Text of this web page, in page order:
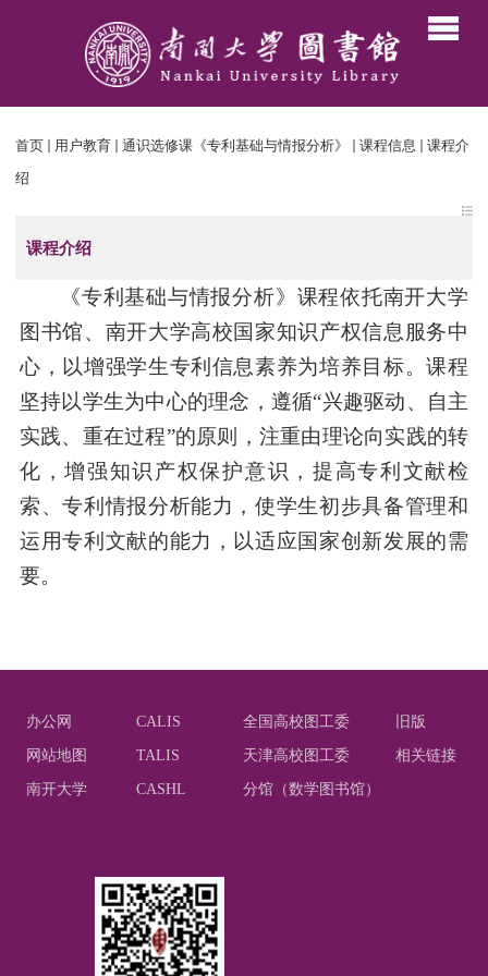
首页 用户教育 通识选修课《专利基础与情报分析》 课程信息 课程介
绍
课程介绍
《专利基础与情报分析》课程依托南开大学
图书馆、南开大学高校国家知识产权信息服务中
心，以增强学生专利信息素养为培养目标。课程
坚持以学生为中心的理念，遵循“兴趣驱动、自主
实践、重在过程”的原则，注重由理论向实践的转
化，增强知识产权保护意识，提高专利文献检
索、专利情报分析能力，使学生初步具备管理和
运用专利文献的能力，以适应国家创新发展的需
要。
办公网 CALIS 全国高校图工委 旧版
网站地图 TALIS 天津高校图工委 相关链接
南开大学 CASHL 分馆（数学图书馆）